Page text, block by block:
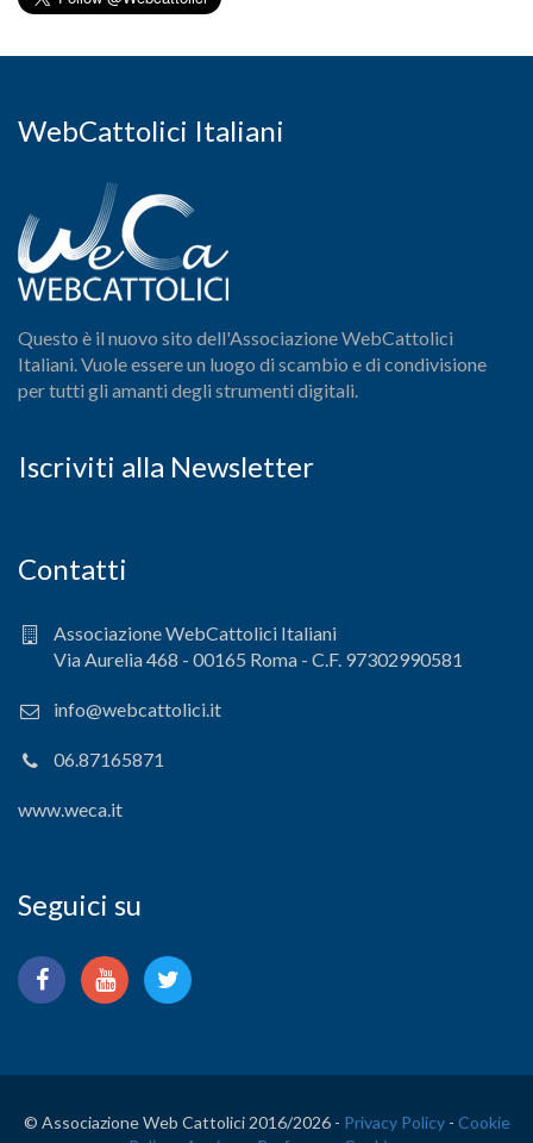
WebCattolici Italiani
Questo è il nuovo sito dell'Associazione WebCattolici
Italiani. Vuole essere un luogo di scambio e di condivisione
per tutti gli amanti degli strumenti digitali.
Iscriviti alla Newsletter
Contatti
Associazione WebCattolici Italiani
Via Aurelia 468 - 00165 Roma - C.F. 97302990581
info@webcattolici.it
06.87165871
www.weca.it
Seguici su
© Associazione Web Cattolici 2016/2026 - Privacy Policy- Cookie